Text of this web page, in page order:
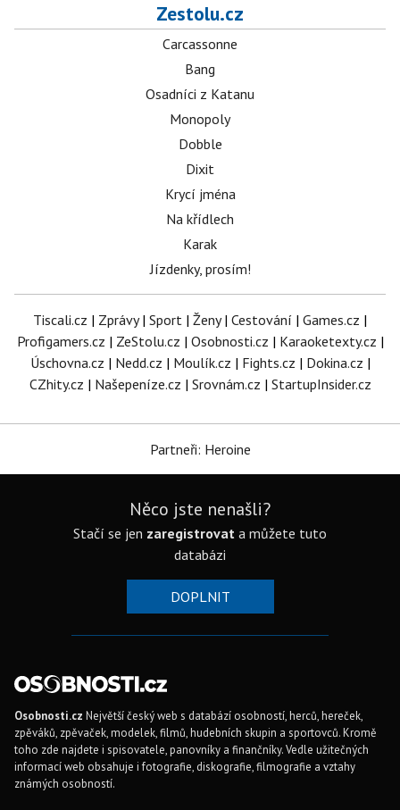
Zestolu.cz
Carcassonne
Bang
Osadníci z Katanu
Monopoly
Dobble
Dixit
Krycí jména
Na křídlech
Karak
Jízdenky, prosím!
Tiscali.cz | Zprávy| Sport | Ženy| Cestování | Games.cz |
Profigamers.cz | ZeStolu.cz | Osobnosti.cz | Karaoketexty.cz |
Úschovna.cz | Nedd.cz | Moulík.cz | Fights.cz | Dokina.cz |
CZhity.cz | Našepeníze.cz | Srovnám.cz | StartupInsider.cz
Partneři: Heroine
Něco jste nenašli?
Stačí se jen zaregistrovat a můžete tuto
databázi
DOPLNIT
Osobnosti.cz Největší český web s databází osobností, herců, hereček,
zpěváků, zpěvaček, modelek, filmů, hudebních skupin a sportovců. Kromě
toho zde najdete i spisovatele, panovníky a finančníky. Vedle užitečných
informací web obsahuje i fotografie, diskografie, filmografie a vztahy
známých osobností.